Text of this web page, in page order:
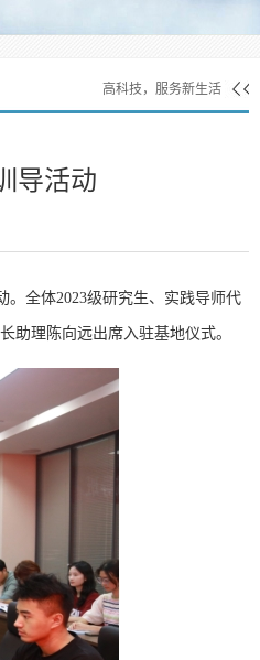
高科技，服务新生活
导活动
全体2023级研究生、实践导师代
助理陈向远出席入驻基地仪式。